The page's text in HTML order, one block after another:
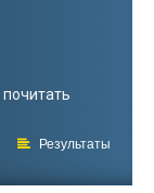
Результаты